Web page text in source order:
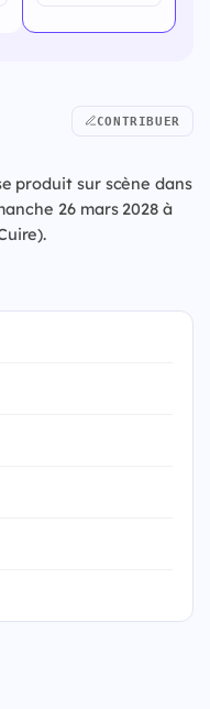
CONTRIBUER
produit sur scène dans
26 mars 2028 à